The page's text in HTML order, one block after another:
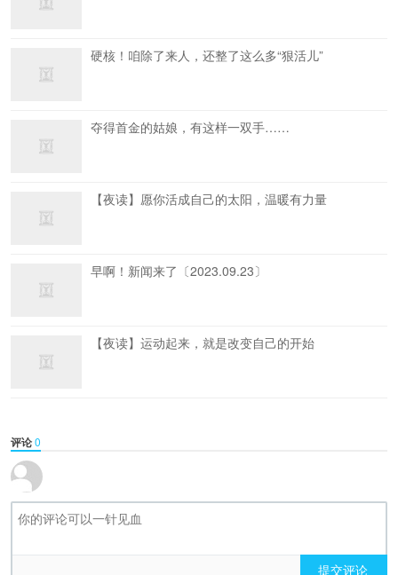
硬核！咱除了来人，还整了这么多“狠活儿”
夺得首金的姑娘，有这样一双手……
【夜读】愿你活成自己的太阳，温暖有力量
早啊！新闻来了〔2023.09.23〕
【夜读】运动起来，就是改变自己的开始
评论0
提交评论